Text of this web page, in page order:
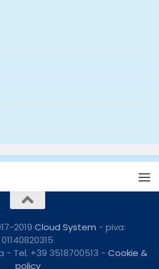
2019 Cloud System - piva:
01140820315
- Tel. +39 3518700513 - Cookie &
policy